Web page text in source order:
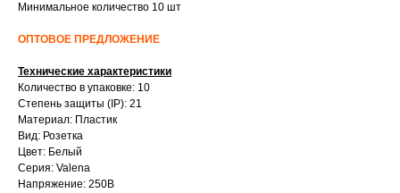
Минимальное количество 10 шт
ОПТОВОЕ ПРЕДЛОЖЕНИЕ
Технические характеристики
Количество в упаковке: 10
Степень защиты (IP): 21
Материал: Пластик
Вид: Розетка
Цвет: Белый
Серия: Valena
Напряжение: 250В